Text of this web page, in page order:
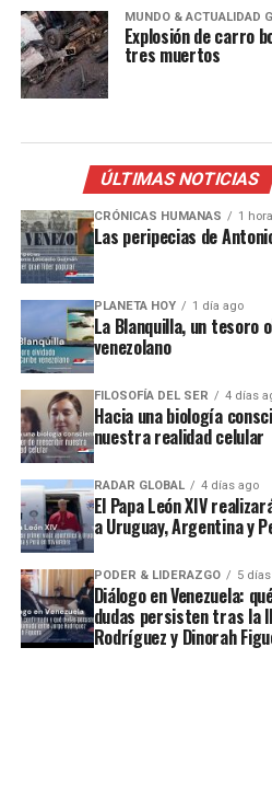
MUNDO & ACTUALIDAD
Explosión de carro
tres muertos
ÚLTIMAS NOTICIAS
CRÓNICAS HUMANAS 1
Las peripecias de
PLANETA HOY 1 día ago
La Blanquilla, un tesoro
venezolano
FILOSOFÍA DEL SER 4 días
Hacia una biología
nuestra realidad celular
RADAR GLOBAL 4 días ago
El Papa León XIV
a Uruguay, Argentina y
PODER & LIDERAZGO 5
Diálogo en Venezuela:
dudas persisten tras la
Rodríguez y Dinorah